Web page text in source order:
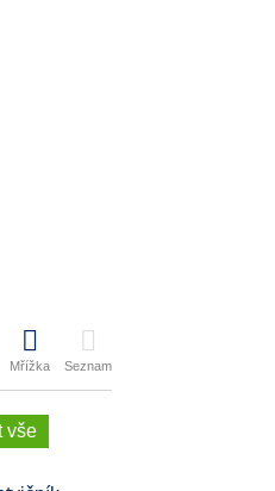
Mřížka Seznam
vše